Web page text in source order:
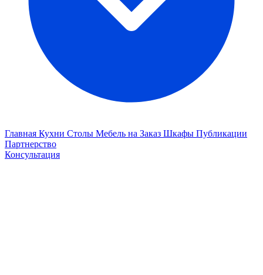
Главная Кухни Столы Мебель на Заказ Шкафы Публикации
Партнерство
Консультация